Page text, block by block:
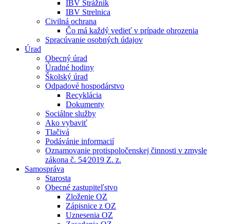
IBV Strážnik
IBV Strelnica
Civilná ochrana
Čo má každý vedieť v prípade ohrozenia
Spracúvanie osobných údajov
Úrad
Obecný úrad
Úradné hodiny
Školský úrad
Odpadové hospodárstvo
Recyklácia
Dokumenty
Sociálne služby
Ako vybaviť
Tlačivá
Podávánie informacií
Oznamovanie protispoločenskej činnosti v zmysle
zákona č. 54⁄2019 Z. z.
Samospráva
Starosta
Obecné zastupiteľstvo
Zloženie OZ
Zápisnice z OZ
Uznesenia OZ